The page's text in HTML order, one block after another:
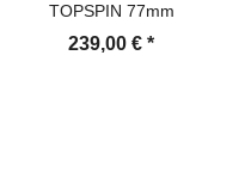
TOPSPIN 77mm
239,00 € *